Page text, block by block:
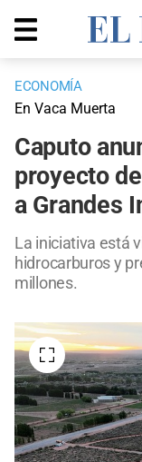
ECONOMÍA
En Vaca Muerta
Caputo
proyecto
a Grandes
La iniciativa está
hidrocarburos y
millones.